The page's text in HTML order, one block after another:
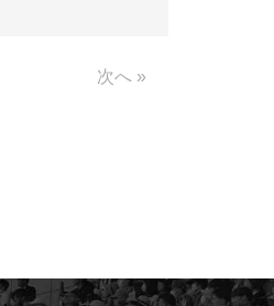
次へ »